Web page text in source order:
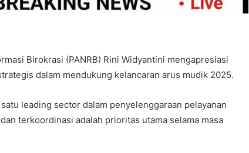
Birokrasi (PANRB) Rini Widyantini mengapresiasi
dalam mendukung kelancaran arus mudik 2025.
leading sector dalam penyelenggaraan pelayanan
terkoordinasi adalah prioritas utama selama masa